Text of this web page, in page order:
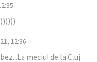
12:36
meciul de la Cluj